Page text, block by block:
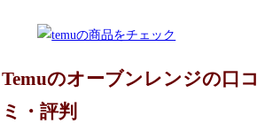
Temuのオーブンレンジの口コ
ミ・評判